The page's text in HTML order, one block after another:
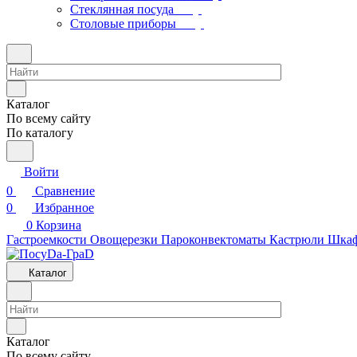
Стеклянная посуда
Столовые приборы
Каталог
По всему сайту
По каталогу
Войти
0
Сравнение
0
Избранное
0 Корзина
Гастроемкости Овощерезки Пароконвектоматы Кастрюли
Каталог
Каталог